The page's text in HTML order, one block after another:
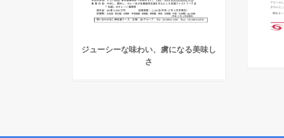
ジューシーな味わい、虜になる美味し
さ